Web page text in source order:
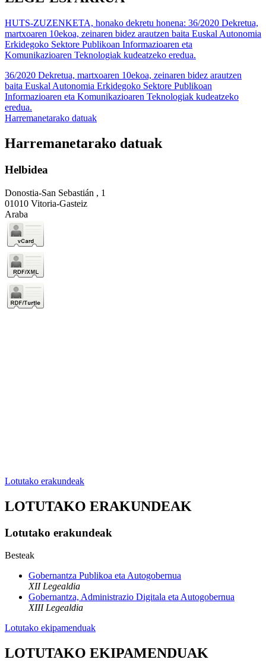
HUTS-ZUZENKETA, honako dekretu honena: 36/2020 Dekretua,
martxoaren 10ekoa, zeinaren bidez arautzen baita Euskal Autonomia
Erkidegoko Sektore Publikoan Informazioaren eta
Komunikazioaren Teknologiak kudeatzeko eredua.
36/2020 Dekretua, martxoaren 10ekoa, zeinaren bidez arautzen
baita Euskal Autonomia Erkidegoko Sektore Publikoan
Informazioaren eta Komunikazioaren Teknologiak kudeatzeko
eredua.
Harremanetarako datuak
Harremanetarako datuak
Helbidea
Donostia-San Sebastián , 1
01010 Vitoria-Gasteiz
Araba
Lotutako erakundeak
LOTUTAKO ERAKUNDEAK
Lotutako erakundeak
Besteak
Gobernantza Publikoa eta Autogobernua
XII Legealdia
Gobernantza, Administrazio Digitala eta Autogobernua
XIII Legealdia
Lotutako ekipamenduak
LOTUTAKO EKIPAMENDUAK